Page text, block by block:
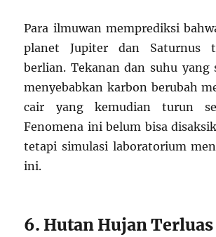
Para ilmuwan memprediksi
planet Jupiter dan Saturnus
berlian. Tekanan dan suhu yang
menyebabkan karbon berubah
cair yang kemudian turun
Fenomena ini belum bisa
tetapi simulasi laboratorium
ini.
6. Hutan Hujan